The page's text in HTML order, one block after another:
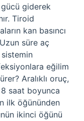
giderek
Tiroid
kan basıncı
süre aç
eğilim
Aralıklı oruç,
saat boyunca
ilk öğününden
ikinci öğünü